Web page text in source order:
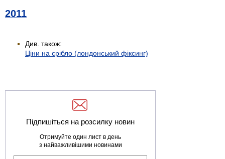
2011
Див. також:
Ціни на срібло (лондонський фіксинг)
Підпишіться на розсилку новин
Отримуйте один лист в день
з найважливішими новинами